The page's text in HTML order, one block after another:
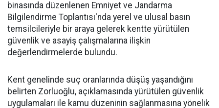
binasında düzenlenen Emniyet ve Jandarma
Bilgilendirme Toplantısı'nda yerel ve ulusal basın
temsilcileriyle bir araya gelerek kentte yürütülen
güvenlik ve asayiş çalışmalarına ilişkin
değerlendirmelerde bulundu.
Kent genelinde suç oranlarında düşüş yaşandığını
belirten Zorluoğlu, açıklamasında yürütülen güvenlik
uygulamaları ile kamu düzeninin sağlanmasına yönelik